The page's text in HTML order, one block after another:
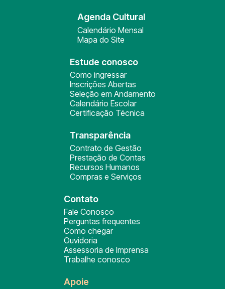
Agenda Cultural
Calendário Mensal
Mapa do Site
Estude conosco
Como ingressar
Inscrições Abertas
Seleção em Andamento
Calendário Escolar
Certificação Técnica
Transparência
Contrato de Gestão
Prestação de Contas
Recursos Humanos
Compras e Serviços
Contato
Fale Conosco
Perguntas frequentes
Como chegar
Ouvidoria
Assessoria de Imprensa
Trabalhe conosco
Apoie